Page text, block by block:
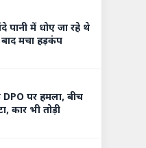
पानी में धोए जा रहे थे
मचा हड़कंप
DPO पर हमला, बीच
कार भी तोड़ी